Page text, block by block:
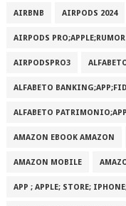
AIRBNB AIRPODS 2024
AIRPODS
AIRPODSPRO3
ALFABETO
ALFABETO
AMAZON EBOOK AMAZON
AMAZON MOBILE
APP ; APPLE; STORE;